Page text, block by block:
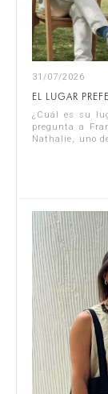
31/07/2026
EL LUGAR
¿Cuál es su
pregunta a
Nathalie, uno